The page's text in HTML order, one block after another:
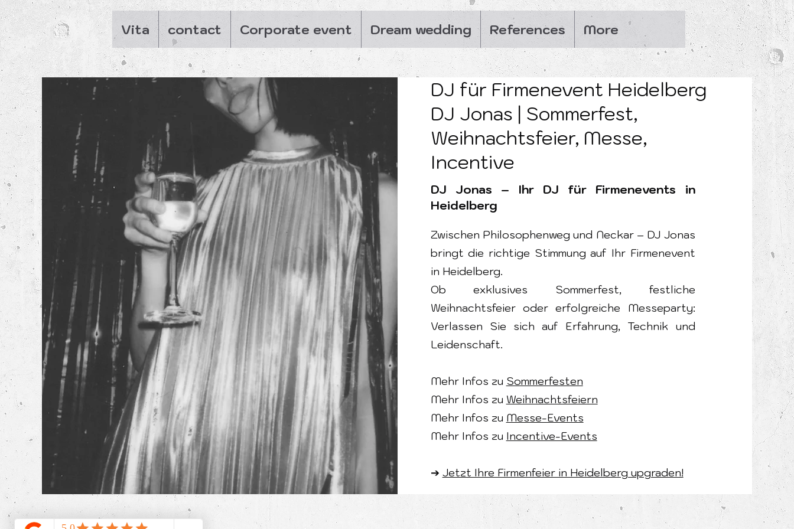
Vita contact Corporate event Dream wedding References More
DJ für Firmenevent Heidelberg
DJ Jonas | Sommerfest,
Weihnachtsfeier, Messe,
Incentive
DJ Jonas – Ihr DJ für Firmenevents in
Heidelberg
Zwischen Philosophenweg und Neckar – DJ Jonas
bringt die richtige Stimmung auf Ihr Firmenevent
in Heidelberg.
Ob exklusives Sommerfest, festliche
Weihnachtsfeier oder erfolgreiche Messeparty:
Verlassen Sie sich auf Erfahrung, Technik und
Leidenschaft.
Mehr Infos zu Sommerfesten
Mehr Infos zu Weihnachtsfeiern
Mehr Infos zu Messe-Events
Mehr Infos zu Incentive-Events
➔ Jetzt Ihre Firmenfeier in Heidelberg upgraden!
2026 by DJonas.